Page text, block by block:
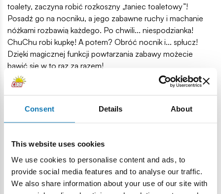
Consent Details About
This website uses cookies
We use cookies to personalise content and ads, to
provide social media features and to analyse our traffic.
We also share information about your use of our site with
toalety, zaczyna robić rozkoszny „taniec toaletowy”!
Posadź go na nocniku, a jego zabawne ruchy i machanie
nóżkami rozbawią każdego. Po chwili... niespodzianka!
ChuChu robi kupkę! A potem? Obróć nocnik i... spłucz!
Dzięki magicznej funkcji powtarzania zabawy możecie
bawić się w to raz za razem!
Co znajdziesz w zestawie?